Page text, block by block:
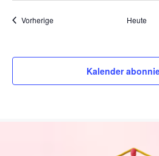
VorherigeVeranstaltungen Heute
Kalender